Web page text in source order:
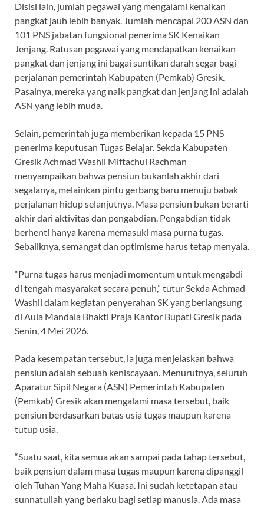
Disisi lain, jumlah pegawai yang mengalami kenaikan
pangkat jauh lebih banyak. Jumlah mencapai 200 ASN dan
101 PNS jabatan fungsional penerima SK Kenaikan
Jenjang. Ratusan pegawai yang mendapatkan kenaikan
pangkat dan jenjang ini bagai suntikan darah segar bagi
perjalanan pemerintah Kabupaten (Pemkab) Gresik.
Pasalnya, mereka yang naik pangkat dan jenjang ini adalah
ASN yang lebih muda.
Selain, pemerintah juga memberikan kepada 15 PNS
penerima keputusan Tugas Belajar. Sekda Kabupaten
Gresik Achmad Washil Miftachul Rachman
menyampaikan bahwa pensiun bukanlah akhir dari
segalanya, melainkan pintu gerbang baru menuju babak
perjalanan hidup selanjutnya. Masa pensiun bukan berarti
akhir dari aktivitas dan pengabdian. Pengabdian tidak
berhenti hanya karena memasuki masa purna tugas.
Sebaliknya, semangat dan optimisme harus tetap menyala.
“Purna tugas harus menjadi momentum untuk mengabdi
di tengah masyarakat secara penuh,” tutur Sekda Achmad
Washil dalam kegiatan penyerahan SK yang berlangsung
di Aula Mandala Bhakti Praja Kantor Bupati Gresik pada
Senin, 4 Mei 2026.
Pada kesempatan tersebut, ia juga menjelaskan bahwa
pensiun adalah sebuah keniscayaan. Menurutnya, seluruh
Aparatur Sipil Negara (ASN) Pemerintah Kabupaten
(Pemkab) Gresik akan mengalami masa tersebut, baik
pensiun berdasarkan batas usia tugas maupun karena
tutup usia.
“Suatu saat, kita semua akan sampai pada tahap tersebut,
baik pensiun dalam masa tugas maupun karena dipanggil
oleh Tuhan Yang Maha Kuasa. Ini sudah ketetapan atau
sunnatullah yang berlaku bagi setiap manusia. Ada masa